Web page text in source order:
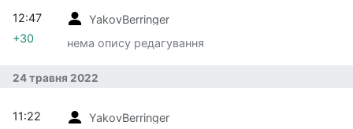
YakovBerringer
нема опису редагування
12:47
+30
24 травня 2022
YakovBerringer
11:22